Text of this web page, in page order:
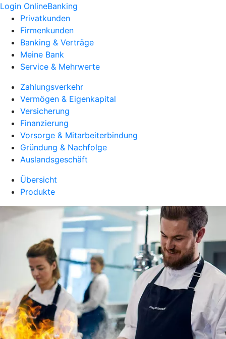
Login OnlineBanking
Privatkunden
Firmenkunden
Banking & Verträge
Meine Bank
Service & Mehrwerte
Zahlungsverkehr
Vermögen & Eigenkapital
Versicherung
Finanzierung
Vorsorge & Mitarbeiterbindung
Gründung & Nachfolge
Auslandsgeschäft
Übersicht
Produkte